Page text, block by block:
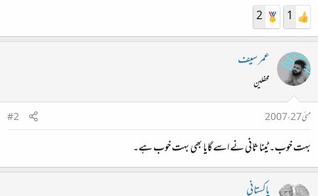
1
2
عمر سیف
محفلین
مئی 27، 2007
#2
بہت خوب۔ ٹینا ثانی نے اسے گایا بھی بہت خوب ہے۔
پاکستانی